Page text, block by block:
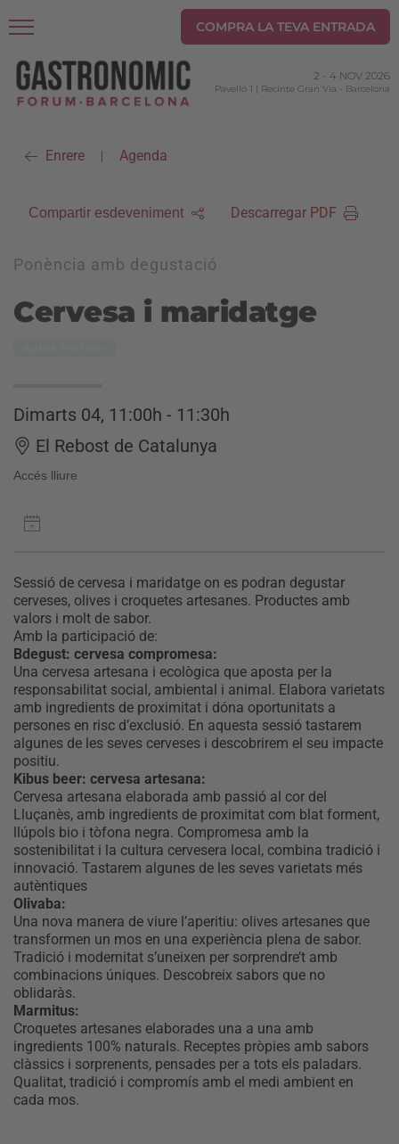
COMPRA LA TEVA ENTRADA
2 - 4 NOV 2026
Pavelló 1 | Recinte Gran Via - Barcelona
Enrere | Agenda
Compartir esdeveniment Descarregar PDF
Ponència amb degustació
Cervesa i maridatge
Dimarts 04, 11:00h - 11:30h
El Rebost de Catalunya
Accés lliure
Sessió de cervesa i maridatge on es podran degustar
cerveses, olives i croquetes artesanes. Productes amb
valors i molt de sabor.
Amb la participació de:
Bdegust: cervesa compromesa:
Una cervesa artesana i ecològica que aposta per la
responsabilitat social, ambiental i animal. Elabora varietats
amb ingredients de proximitat i dóna oportunitats a
persones en risc d’exclusió. En aquesta sessió tastarem
algunes de les seves cerveses i descobrirem el seu impacte
positiu.
Kibus beer: cervesa artesana:
Cervesa artesana elaborada amb passió al cor del
Lluçanès, amb ingredients de proximitat com blat forment,
llúpols bio i tòfona negra. Compromesa amb la
sostenibilitat i la cultura cervesera local, combina tradició i
innovació. Tastarem algunes de les seves varietats més
autèntiques
Olivaba:
Una nova manera de viure l’aperitiu: olives artesanes que
transformen un mos en una experiència plena de sabor.
Tradició i modernitat s’uneixen per sorprendre’t amb
combinacions úniques. Descobreix sabors que no
oblidaràs.
Marmitus:
Croquetes artesanes elaborades una a una amb
ingredients 100% naturals. Receptes pròpies amb sabors
clàssics i sorprenents, pensades per a tots els paladars.
Qualitat, tradició i compromís amb el medi ambient en
cada mos.